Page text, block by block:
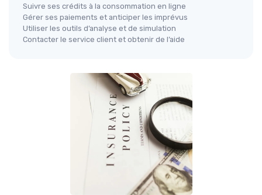
Suivre ses crédits à la consommation en ligne
Gérer ses paiements et anticiper les imprévus
Utiliser les outils d’analyse et de simulation
Contacter le service client et obtenir de l’aide